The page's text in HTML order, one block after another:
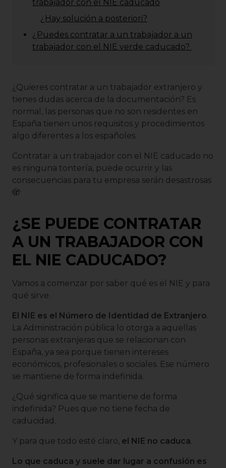
trabajador con el NIE caducado
¿Hay solución a posteriori?
¿Puedes contratar a un trabajador a un
trabajador con el NIE verde caducado?
¿Quieres contratar a un trabajador extranjero y
tienes dudas acerca de la documentación? Es
normal, las personas que no son residentes en
España tienen unos requisitos y procedimientos
algo diferentes a los españoles.
Contratar a un trabajador con el NIE caducado no
es ninguna tontería, puede ocurrir y las
consecuencias para tu empresa serán desastrosas
🫣
¿SE PUEDE CONTRATAR
A UN TRABAJADOR CON
EL NIE CADUCADO?
Vamos a comenzar por saber qué es el NIE y para
qué sirve.
El NIE es el Número de Identidad de Extranjero.
La Administración pública lo otorga a aquellas
personas extranjeras que se relacionan con
España, ya sea porque tienen intereses
económicos, profesionales o sociales. Ese número
se mantiene de forma indefinida.
¿Qué significa que se mantiene de forma
indefinida? Pues que no tiene fecha de
caducidad.
Y para que todo esté claro, el NIE no caduca.
Lo que caduca y suele dar lugar a confusión es